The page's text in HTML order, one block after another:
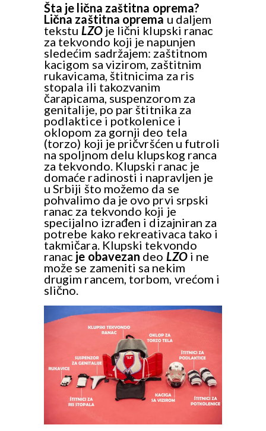
Šta je lična zaštitna oprema?
Lična zaštitna oprema u daljem
tekstu LZOje lični klupski ranac
za tekvondo koji je napunjen
sledećim sadržajem: zaštitnom
kacigom sa vizirom, zaštitnim
rukavicama, štitnicima za ris
stopala ili takozvanim
čarapicama, suspenzorom za
genitalije, po par štitnika za
podlaktice i potkolenice i
oklopom za gornji deo tela
(torzo) koji je pričvršćen u futroli
na spoljnom delu klupskog ranca
za tekvondo. Klupski ranac je
domaće radinosti i napravljen je
u Srbiji što možemo da se
pohvalimo da je ovo prvi srpski
ranac za tekvondo koji je
specijalno izrađen i dizajniran za
potrebe kako rekreativaca tako i
takmičara. Klupski tekvondo
ranac je obavezan deo LZOi ne
može se zameniti sa nekim
drugim rancem, torbom, vrećom i
slično.